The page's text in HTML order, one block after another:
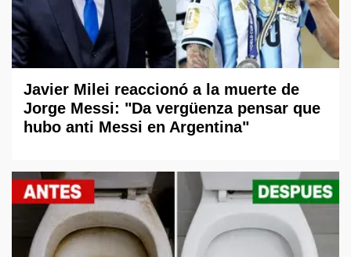
Javier Milei reaccionó a la muerte de
Jorge Messi: "Da vergüenza pensar que
hubo anti Messi en Argentina"